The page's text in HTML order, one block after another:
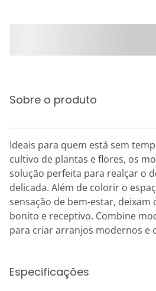
Sobre o produto
Ideais para quem está sem
cultivo de plantas e flores, os
solução perfeita para realçar o
delicada. Além de colorir o
sensação de bem-estar, deixam
bonito e receptivo. Combine
para criar arranjos modernos e
Especificações